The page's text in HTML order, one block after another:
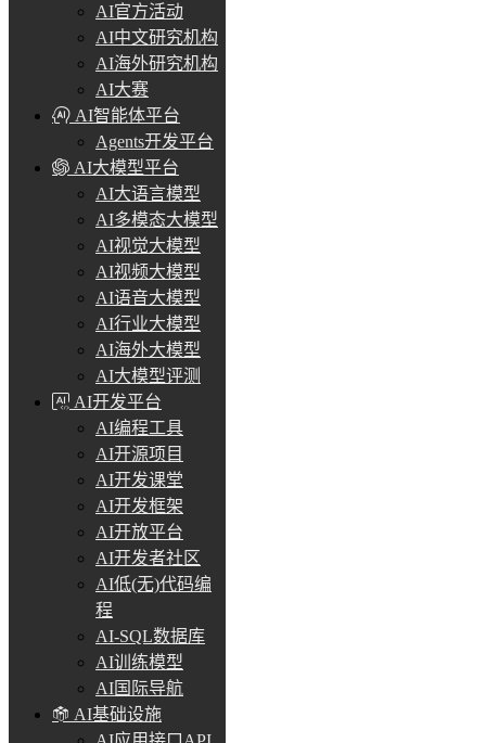
AI官方活动
AI中文研究机构
AI海外研究机构
AI大赛
AI智能体平台
Agents开发平台
AI大模型平台
AI大语言模型
AI多模态大模型
AI视觉大模型
AI视频大模型
AI语音大模型
AI行业大模型
AI海外大模型
AI大模型评测
AI开发平台
AI编程工具
AI开源项目
AI开发课堂
AI开发框架
AI开放平台
AI开发者社区
AI低(无)代码编
程
AI-SQL数据库
AI训练模型
AI国际导航
AI基础设施